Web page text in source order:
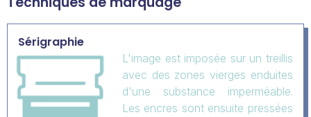
Sérigraphie
L'image est imposée sur un treillis
avec des zones vierges enduites
d'une substance imperméable.
Les encres sont ensuite pressées